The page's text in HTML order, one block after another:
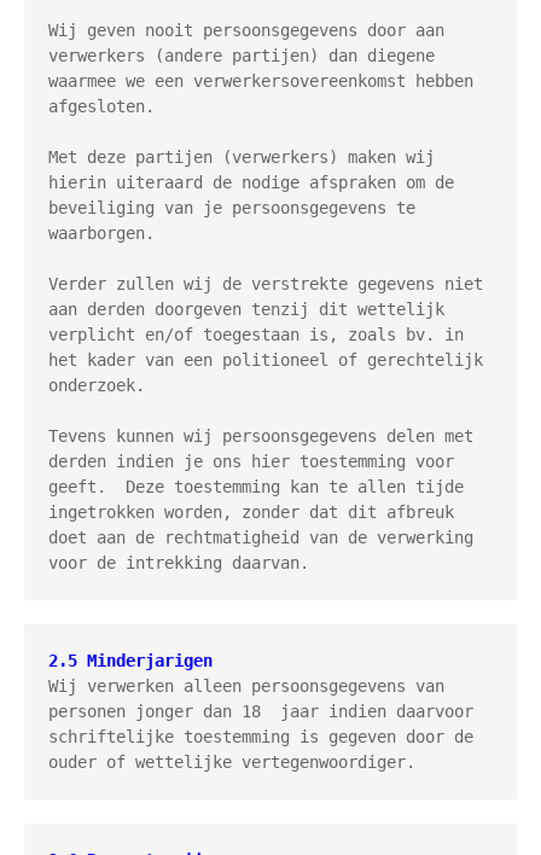
Wij geven nooit persoonsgegevens door aan
verwerkers (andere partijen) dan diegene
waarmee we een verwerkersovereenkomst hebben
afgesloten.
Met deze partijen (verwerkers) maken wij
hierin uiteraard de nodige afspraken om de
beveiliging van je persoonsgegevens te
waarborgen.
Verder zullen wij de verstrekte gegevens niet
aan derden doorgeven tenzij dit wettelijk
verplicht en/of toegestaan is, zoals bv. in
het kader van een politioneel of gerechtelijk
onderzoek.
Tevens kunnen wij persoonsgegevens delen met
derden indien je ons hier toestemming voor
geeft.  Deze toestemming kan te allen tijde
ingetrokken worden, zonder dat dit afbreuk
doet aan de rechtmatigheid van de verwerking
voor de intrekking daarvan.
2.5 Minderjarigen
Wij verwerken alleen persoonsgegevens van
personen jonger dan 18  jaar indien daarvoor
schriftelijke toestemming is gegeven door de
ouder of wettelijke vertegenwoordiger.